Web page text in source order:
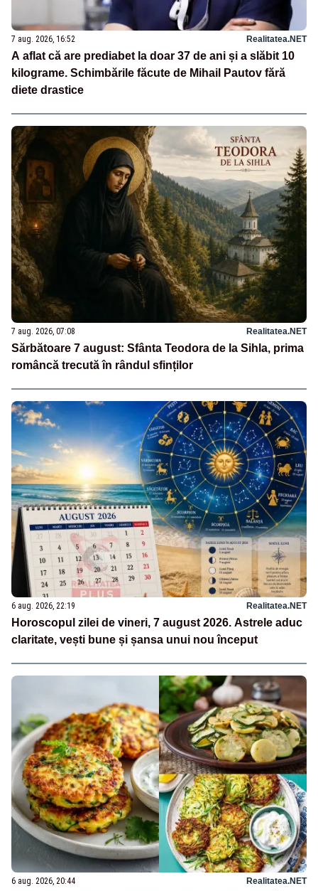
7 aug. 2026, 16:52 Realitatea.NET
A aflat că are prediabet la doar 37 de ani și a slăbit 10
kilograme. Schimbările făcute de Mihail Pautov fără
diete drastice
7 aug. 2026, 07:08 Realitatea.NET
Sărbătoare 7 august: Sfânta Teodora de la Sihla, prima
româncă trecută în rândul sfinților
6 aug. 2026, 22:19 Realitatea.NET
Horoscopul zilei de vineri, 7 august 2026. Astrele aduc
claritate, vești bune și șansa unui nou început
6 aug. 2026, 20:44 Realitatea.NET